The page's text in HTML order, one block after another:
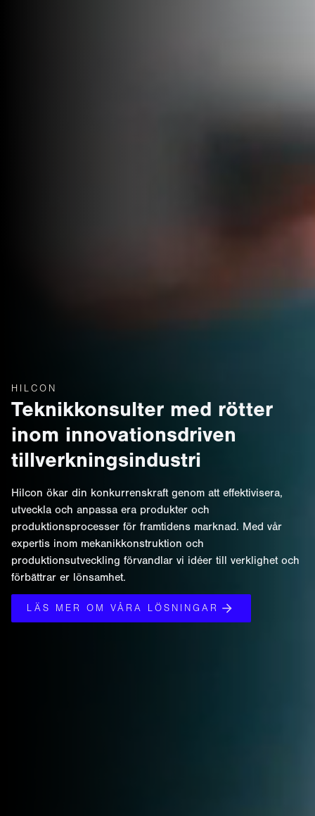
HILCON
Teknikkonsulter med rötter
inom innovationsdriven
tillverkningsindustri
Hilcon ökar din konkurrenskraft genom att effektivisera,
utveckla och anpassa era produkter och
produktionsprocesser för framtidens marknad. Med vår
expertis inom mekanikkonstruktion och
produktionsutveckling förvandlar vi idéer till verklighet och
förbättrar er lönsamhet.
LÄS MER OM VÅRA LÖSNINGAR